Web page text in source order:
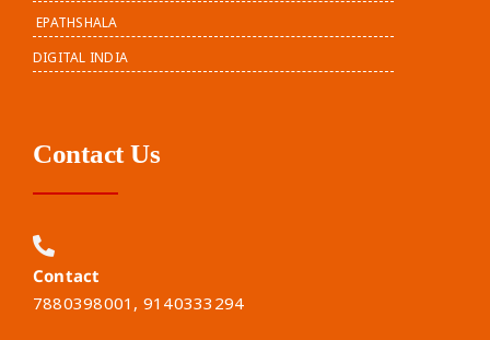
EPATHSHALA
DIGITAL INDIA
Contact Us
Contact
7880398001, 9140333294